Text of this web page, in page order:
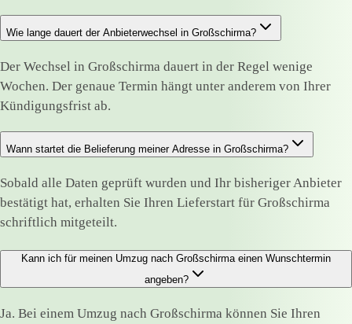
Wie lange dauert der Anbieterwechsel in Großschirma?
Der Wechsel in Großschirma dauert in der Regel wenige
Wochen. Der genaue Termin hängt unter anderem von Ihrer
Kündigungsfrist ab.
Wann startet die Belieferung meiner Adresse in Großschirma?
Sobald alle Daten geprüft wurden und Ihr bisheriger Anbieter
bestätigt hat, erhalten Sie Ihren Lieferstart für Großschirma
schriftlich mitgeteilt.
Kann ich für meinen Umzug nach Großschirma einen Wunschtermin
angeben?
Ja. Bei einem Umzug nach Großschirma können Sie Ihren